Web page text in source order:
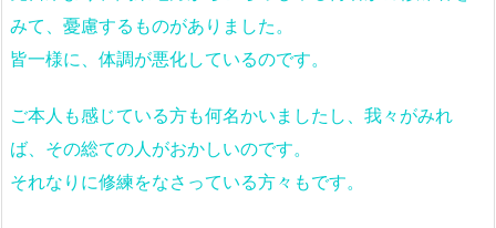
みて、憂慮するものがありました。
皆一様に、体調が悪化しているのです。
ご本人も感じている方も何名かいましたし、我々がみれ
ば、その総ての人がおかしいのです。
それなりに修練をなさっている方々もです。